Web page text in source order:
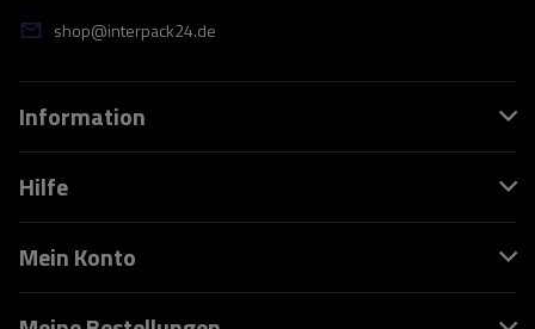
shop@interpack24.de
Information
Hilfe
Mein Konto